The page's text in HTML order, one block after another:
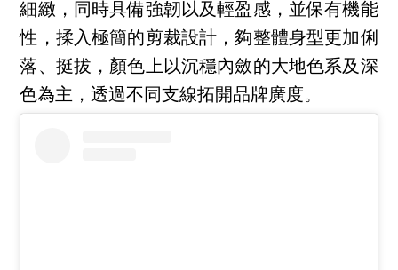
細緻，同時具備強韌以及輕盈感，並保有機能
性，揉入極簡的剪裁設計，夠整體身型更加俐
落、挺拔，顏色上以沉穩內斂的大地色系及深
色為主，透過不同支線拓開品牌廣度。